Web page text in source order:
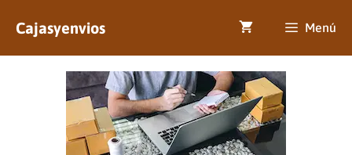
Cajasyenvios Menú